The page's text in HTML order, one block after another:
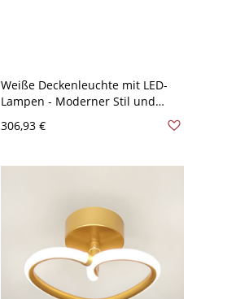
Weiße Deckenleuchte mit LED-
Lampen - Moderner Stil und
Acrylschirm - Rechteck 110V-120V
306,93 €